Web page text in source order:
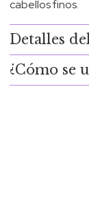
cabellos finos.
Detalles
¿Cómo se